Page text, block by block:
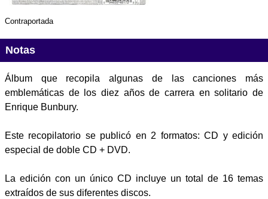
Contraportada
Notas
Álbum que recopila algunas de las canciones más
emblemáticas de los diez años de carrera en solitario de
Enrique Bunbury.
Este recopilatorio se publicó en 2 formatos: CD y edición
especial de doble CD + DVD.
La edición con un único CD incluye un total de 16 temas
extraídos de sus diferentes discos.